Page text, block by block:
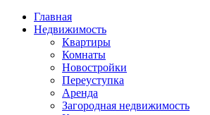
Главная
Недвижимость
Квартиры
Комнаты
Новостройки
Переуступка
Аренда
Загородная недвижимость